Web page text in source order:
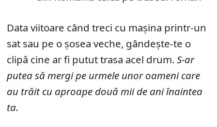
Data viitoare când treci cu mașina printr-un
sat sau pe o șosea veche, gândește-te o
clipă cine ar fi putut trasa acel drum. S-ar
putea să mergi pe urmele unor oameni care
au trăit cu aproape două mii de ani înaintea
ta.